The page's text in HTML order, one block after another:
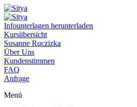
Infounterlagen herunterladen
Kursübersicht
Susanne Ruczizka
Über Uns
Kundenstimmen
FAQ
Anfrage
Menü